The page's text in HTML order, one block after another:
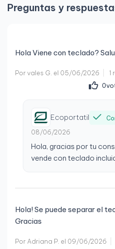
Preguntas y
Hola Viene con teclado?
Por vales G. el 05/06/2026
1
0
Ecoportatil
08/06/2026
Hola, gracias por tu
vende con teclado
Hola! Se puede separar el
Gracias
Por Adriana P. el 09/06/2026